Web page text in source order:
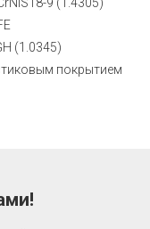
(1.0345)
покрытием